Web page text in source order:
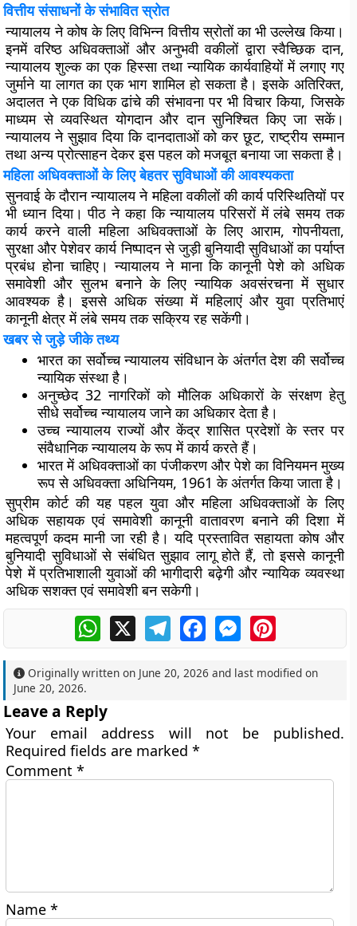
वित्तीय संसाधनों के संभावित स्रोत
न्यायालय ने कोष के लिए विभिन्न वित्तीय स्रोतों का भी उल्लेख किया।
इनमें वरिष्ठ अधिवक्ताओं और अनुभवी वकीलों द्वारा स्वैच्छिक दान,
न्यायालय शुल्क का एक हिस्सा तथा न्यायिक कार्यवाहियों में लगाए गए
जुर्माने या लागत का एक भाग शामिल हो सकता है। इसके अतिरिक्त,
अदालत ने एक विधिक ढांचे की संभावना पर भी विचार किया, जिसके
माध्यम से व्यवस्थित योगदान और दान सुनिश्चित किए जा सकें।
न्यायालय ने सुझाव दिया कि दानदाताओं को कर छूट, राष्ट्रीय सम्मान
तथा अन्य प्रोत्साहन देकर इस पहल को मजबूत बनाया जा सकता है।
महिला अधिवक्ताओं के लिए बेहतर सुविधाओं की आवश्यकता
सुनवाई के दौरान न्यायालय ने महिला वकीलों की कार्य परिस्थितियों पर
भी ध्यान दिया। पीठ ने कहा कि न्यायालय परिसरों में लंबे समय तक
कार्य करने वाली महिला अधिवक्ताओं के लिए आराम, गोपनीयता,
सुरक्षा और पेशेवर कार्य निष्पादन से जुड़ी बुनियादी सुविधाओं का पर्याप्त
प्रबंध होना चाहिए। न्यायालय ने माना कि कानूनी पेशे को अधिक
समावेशी और सुलभ बनाने के लिए न्यायिक अवसंरचना में सुधार
आवश्यक है। इससे अधिक संख्या में महिलाएं और युवा प्रतिभाएं
कानूनी क्षेत्र में लंबे समय तक सक्रिय रह सकेंगी।
खबर से जुड़े जीके तथ्य
भारत का सर्वोच्च न्यायालय संविधान के अंतर्गत देश की सर्वोच्च
न्यायिक संस्था है।
अनुच्छेद 32 नागरिकों को मौलिक अधिकारों के संरक्षण हेतु
सीधे सर्वोच्च न्यायालय जाने का अधिकार देता है।
उच्च न्यायालय राज्यों और केंद्र शासित प्रदेशों के स्तर पर
संवैधानिक न्यायालय के रूप में कार्य करते हैं।
भारत में अधिवक्ताओं का पंजीकरण और पेशे का विनियमन मुख्य
रूप से अधिवक्ता अधिनियम, 1961 के अंतर्गत किया जाता है।
सुप्रीम कोर्ट की यह पहल युवा और महिला अधिवक्ताओं के लिए
अधिक सहायक एवं समावेशी कानूनी वातावरण बनाने की दिशा में
महत्वपूर्ण कदम मानी जा रही है। यदि प्रस्तावित सहायता कोष और
बुनियादी सुविधाओं से संबंधित सुझाव लागू होते हैं, तो इससे कानूनी
पेशे में प्रतिभाशाली युवाओं की भागीदारी बढ़ेगी और न्यायिक व्यवस्था
अधिक सशक्त एवं समावेशी बन सकेगी।
WhatsApp
X TelegramFacebookMessengerPinterest
Originally written on June 20, 2026 and last modified on
June 20, 2026.
Leave a Reply
Your email address will not be published.
Required fields are marked*
Comment*
Name*